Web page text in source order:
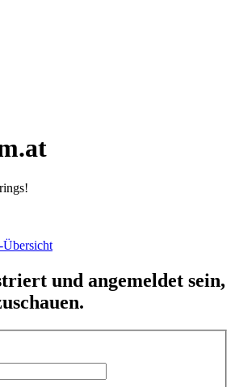
Übersicht
und angemeldet sein,